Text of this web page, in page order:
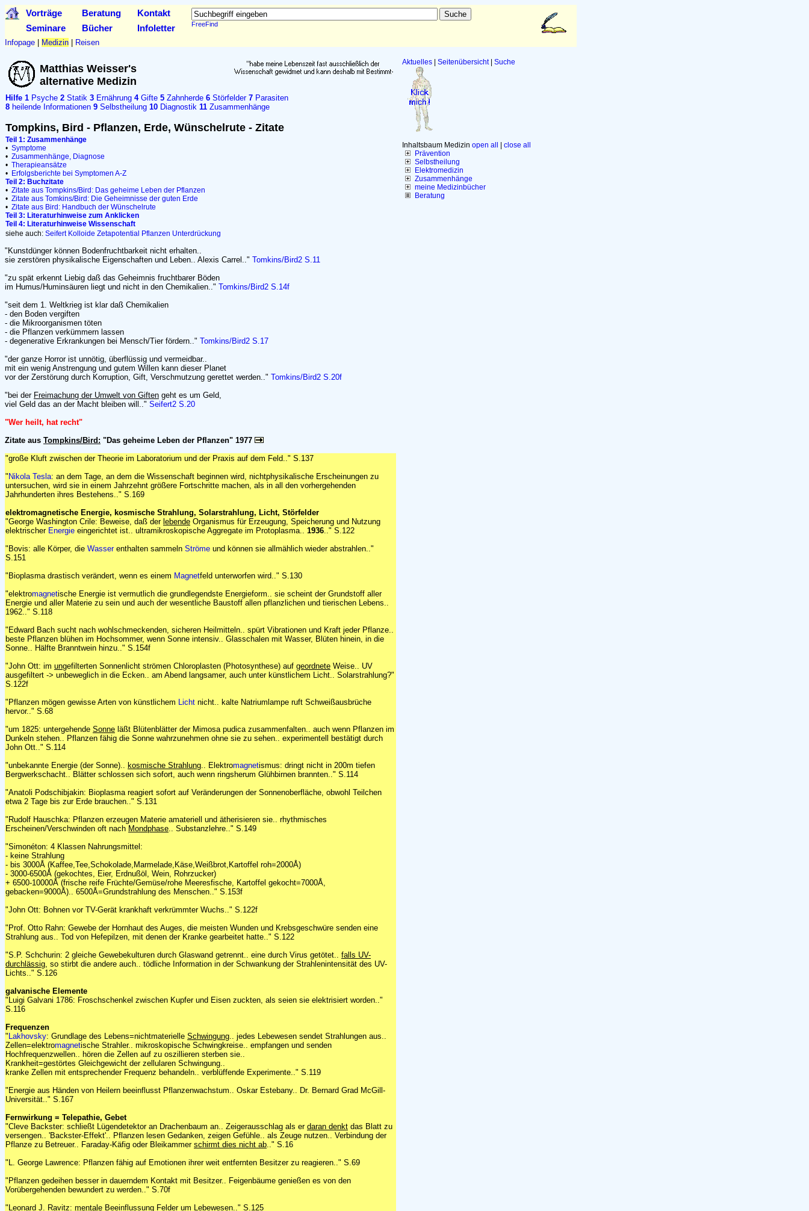
Vorträge Beratung Kontakt
FreeFind
Seminare Bücher Infoletter
Infopage Medizin Reisen
Aktuelles Seitenübersicht| Suche
Inhaltsbaum Medizin open all
close all
Prävention
Selbstheilung
Elektromedizin
Zusammenhänge
meine Medizinbücher
Beratung
Matthias Weisser's
alternative Medizin
Hilfe 1 Psyche 2 Statik 3 Ernährung 4Gifte 5 Zahnherde 6 Störfelder 7 Parasiten
8 heilende Informationen 9 Selbstheilung 10 Diagnostik 11 Zusammenhänge
Tompkins, Bird - Pflanzen, Erde, Wünschelrute - Zitate
Teil 1: Zusammenhänge
• Symptome
• Zusammenhänge, Diagnose
• Therapieansätze
• Erfolgsberichte bei Symptomen A-Z
Teil 2: Buchzitate
• Zitate aus Tompkins/Bird: Das geheime Leben der Pflanzen
• Zitate aus Tomkins/Bird: Die Geheimnisse der guten Erde
• Zitate aus Bird: Handbuch der Wünschelrute
Teil 3: Literaturhinweise zum Anklicken
Teil 4: Literaturhinweise Wissenschaft
siehe auch: Seifert Kolloide Zetapotential Pflanzen Unterdrückung
"Kunstdünger können Bodenfruchtbarkeit nicht erhalten..
sie zerstören physikalische Eigenschaften und Leben.. Alexis Carrel.." Tomkins/Bird2 S.11
"zu spät erkennt Liebig daß das Geheimnis fruchtbarer Böden
im Humus/Huminsäuren liegt und nicht in den Chemikalien.." Tomkins/Bird2 S.14f
"seit dem 1. Weltkrieg ist klar daß Chemikalien
- den Boden vergiften
- die Mikroorganismen töten
- die Pflanzen verkümmern lassen
- degenerative Erkrankungen bei Mensch/Tier fördern.." Tomkins/Bird2 S.17
"der ganze Horror ist unnötig, überflüssig und vermeidbar..
mit ein wenig Anstrengung und gutem Willen kann dieser Planet
vor der Zerstörung durch Korruption, Gift, Verschmutzung gerettet werden.." Tomkins/Bird2 S.20f
"bei der Freimachung der Umwelt von Giften geht es um Geld,
viel Geld das an der Macht bleiben will.." Seifert2 S.20
"Wer heilt, hat recht"
Zitate aus Tompkins/Bird: "Das geheime Leben der Pflanzen" 1977
"große Kluft zwischen der Theorie im Laboratorium und der Praxis auf dem Feld.." S.137
"Nikola Tesla: an dem Tage, an dem die Wissenschaft beginnen wird, nichtphysikalische Erscheinungen zu
untersuchen, wird sie in einem Jahrzehnt größere Fortschritte machen, als in all den vorhergehenden
Jahrhunderten ihres Bestehens.." S.169
elektromagnetische Energie, kosmische Strahlung, Solarstrahlung, Licht, Störfelder
"George Washington Crile: Beweise, daß der lebende Organismus für Erzeugung, Speicherung und Nutzung
elektrischer Energie eingerichtet ist.. ultramikroskopische Aggregate im Protoplasma.. 1936 .." S.122
"Bovis: alle Körper, die Wasserenthalten sammeln Ströme und können sie allmählich wieder abstrahlen.."
S.151
"Bioplasma drastisch verändert, wenn es einem Magnetfeld unterworfen wird.." S.130
"elektromagnetische Energie ist vermutlich die grundlegendste Energieform.. sie scheint der Grundstoff aller
Energie und aller Materie zu sein und auch der wesentliche Baustoff allen pflanzlichen und tierischen Lebens..
1962.." S.118
"Edward Bach sucht nach wohlschmeckenden, sicheren Heilmitteln.. spürt Vibrationen und Kraft jeder Pflanze..
beste Pflanzen blühen im Hochsommer, wenn Sonne intensiv.. Glasschalen mit Wasser, Blüten hinein, in die
Sonne.. Hälfte Branntwein hinzu.." S.154f
"John Ott: im ungefilterten Sonnenlicht strömen Chloroplasten (Photosynthese) auf geordnete Weise.. UV
ausgefiltert -> unbeweglich in die Ecken.. am Abend langsamer, auch unter künstlichem Licht.. Solarstrahlung?"
S.122f
"Pflanzen mögen gewisse Arten von künstlichem Licht nicht.. kalte Natriumlampe ruft Schweißausbrüche
hervor.." S.68
"um 1825: untergehende Sonne läßt Blütenblätter der Mimosa pudica zusammenfalten.. auch wenn Pflanzen im
Dunkeln stehen.. Pflanzen fähig die Sonne wahrzunehmen ohne sie zu sehen.. experimentell bestätigt durch
John Ott.." S.114
"unbekannte Energie (der Sonne).. kosmische Strahlung .. Elektromagnetismus: dringt nicht in 200m tiefen
Bergwerkschacht.. Blätter schlossen sich sofort, auch wenn ringsherum Glühbirnen brannten.." S.114
"Anatoli Podschibjakin: Bioplasma reagiert sofort auf Veränderungen der Sonnenoberfläche, obwohl Teilchen
etwa 2 Tage bis zur Erde brauchen.." S.131
"Rudolf Hauschka: Pflanzen erzeugen Materie amateriell und ätherisieren sie.. rhythmisches
Erscheinen/Verschwinden oft nach Mondphase .. Substanzlehre.." S.149
"Simonéton: 4 Klassen Nahrungsmittel:
- keine Strahlung
- bis 3000Å (Kaffee,Tee,Schokolade,Marmelade,Käse,Weißbrot,Kartoffel roh=2000Å)
- 3000-6500Å (gekochtes, Eier, Erdnußöl, Wein, Rohrzucker)
+ 6500-10000Å (frische reife Früchte/Gemüse/rohe Meeresfische, Kartoffel gekocht=7000Å,
gebacken=9000Å).. 6500Å=Grundstrahlung des Menschen.." S.153f
"John Ott: Bohnen vor TV-Gerät krankhaft verkrümmter Wuchs.." S.122f
"Prof. Otto Rahn: Gewebe der Hornhaut des Auges, die meisten Wunden und Krebsgeschwüre senden eine
Strahlung aus.. Tod von Hefepilzen, mit denen der Kranke gearbeitet hatte.." S.122
"S.P. Schchurin: 2 gleiche Gewebekulturen durch Glaswand getrennt.. eine durch Virus getötet.. falls UV-
durchlässig , so stirbt die andere auch.. tödliche Information in der Schwankung der Strahlenintensität des UV-
Lichts.." S.126
galvanische Elemente
"Luigi Galvani 1786: Froschschenkel zwischen Kupfer und Eisen zuckten, als seien sie elektrisiert worden.."
S.116
Frequenzen
"Lakhovsky: Grundlage des Lebens=nichtmaterielle Schwingung .. jedes Lebewesen sendet Strahlungen aus..
Zellen=elektromagnetische Strahler.. mikroskopische Schwingkreise.. empfangen und senden
Hochfrequenzwellen.. hören die Zellen auf zu oszillieren sterben sie..
Krankheit=gestörtes Gleichgewicht der zellularen Schwingung..
kranke Zellen mit entsprechender Frequenz behandeln.. verblüffende Experimente.." S.119
"Energie aus Händen von Heilern beeinflusst Pflanzenwachstum.. Oskar Estebany.. Dr. Bernard Grad McGill-
Universität.." S.167
Fernwirkung = Telepathie, Gebet
"Cleve Backster: schließt Lügendetektor an Drachenbaum an.. Zeigerausschlag als er daran denkt das Blatt zu
versengen.. 'Backster-Effekt'.. Pflanzen lesen Gedanken, zeigen Gefühle.. als Zeuge nutzen.. Verbindung der
Pflanze zu Betreuer.. Faraday-Käfig oder Bleikammer schirmt dies nicht ab .." S.16
"L. George Lawrence: Pflanzen fähig auf Emotionen ihrer weit entfernten Besitzer zu reagieren.." S.69
"Pflanzen gedeihen besser in dauerndem Kontakt mit Besitzer.. Feigenbäume genießen es von den
Vorübergehenden bewundert zu werden.." S.70f
"Leonard J. Ravitz: mentale Beeinflussung Felder um Lebewesen.." S.125